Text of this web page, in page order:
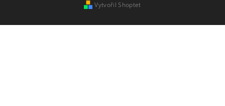
Vytvořil Shoptet